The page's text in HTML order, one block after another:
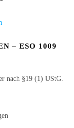
– ESO 1009
nach §19 (1) UStG.